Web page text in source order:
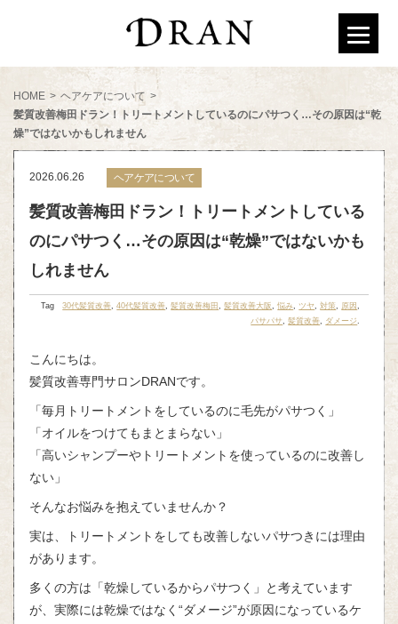
HOME > ヘアケアについて >
髪質改善梅田ドラン！トリートメントしているのにパサつく…その原因は“乾
燥”ではないかもしれません
2026.06.26 ヘアケアについて
髪質改善梅田ドラン！トリートメントしている
のにパサつく…その原因は“乾燥”ではないかも
しれません
Tag30代髪質改善 ,40代髪質改善 ,髪質改善梅田 ,髪質改善大阪 ,悩み ツヤ ,対策 原因
パサパサ ,髪質改善 ダメージ
こんにちは。
髪質改善専門サロンDRANです。
「毎月トリートメントをしているのに毛先がパサつく」
「オイルをつけてもまとまらない」
「高いシャンプーやトリートメントを使っているのに改善し
ない」
そんなお悩みを抱えていませんか？
実は、トリートメントをしても改善しないパサつきには理由
があります。
多くの方は「乾燥しているからパサつく」と考えています
が、実際には乾燥ではなく“ダメージ”が原因になっているケ